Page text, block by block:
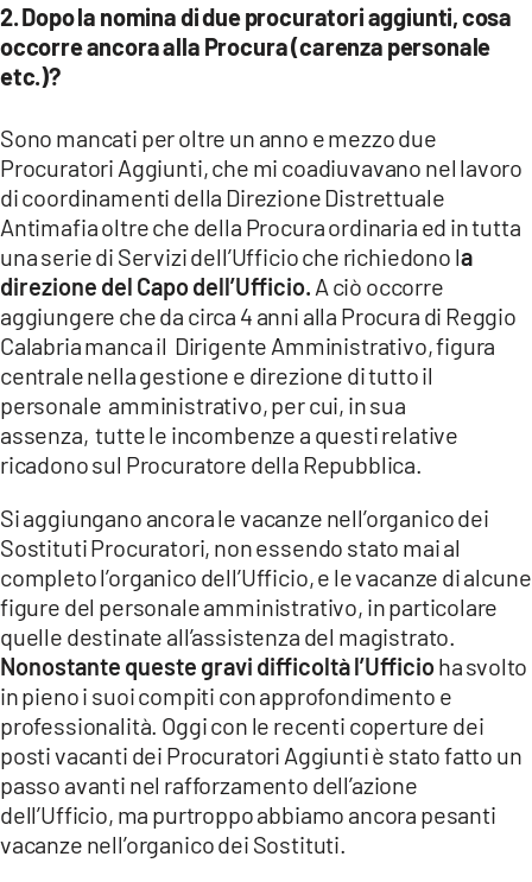
2. ⁠Dopo la nomina di due procuratori aggiunti, cosa
occorre ancora alla Procura (carenza personale
etc.)?
Sono mancati per oltre un anno e mezzo due
Procuratori Aggiunti, che mi coadiuvavano nel lavoro
di coordinamenti della Direzione Distrettuale
Antimafia oltre che della Procura ordinaria ed in tutta
una serie di Servizi dell’Ufficio che richiedono la
direzione del Capo dell’Ufficio. A ciò occorre
aggiungere che da circa 4 anni alla Procura di Reggio
Calabria manca il Dirigente Amministrativo, figura
centrale nella gestione e direzione di tutto il
personale amministrativo, per cui, in sua
assenza, tutte le incombenze a questi relative
ricadono sul Procuratore della Repubblica.
Si aggiungano ancora le vacanze nell’organico dei
Sostituti Procuratori, non essendo stato mai al
completo l’organico dell’Ufficio, e le vacanze di alcune
figure del personale amministrativo, in particolare
quelle destinate all’assistenza del magistrato.
Nonostante queste gravi difficoltà l’Ufficioha svolto
in pieno i suoi compiti con approfondimento e
professionalità. Oggi con le recenti coperture dei
posti vacanti dei Procuratori Aggiunti è stato fatto un
passo avanti nel rafforzamento dell’azione
dell’Ufficio, ma purtroppo abbiamo ancora pesanti
vacanze nell’organico dei Sostituti.